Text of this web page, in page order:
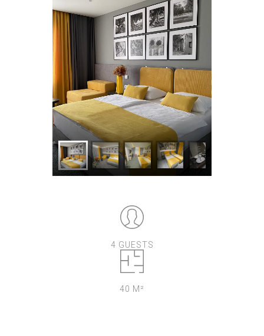
4 GUESTS
40 M²